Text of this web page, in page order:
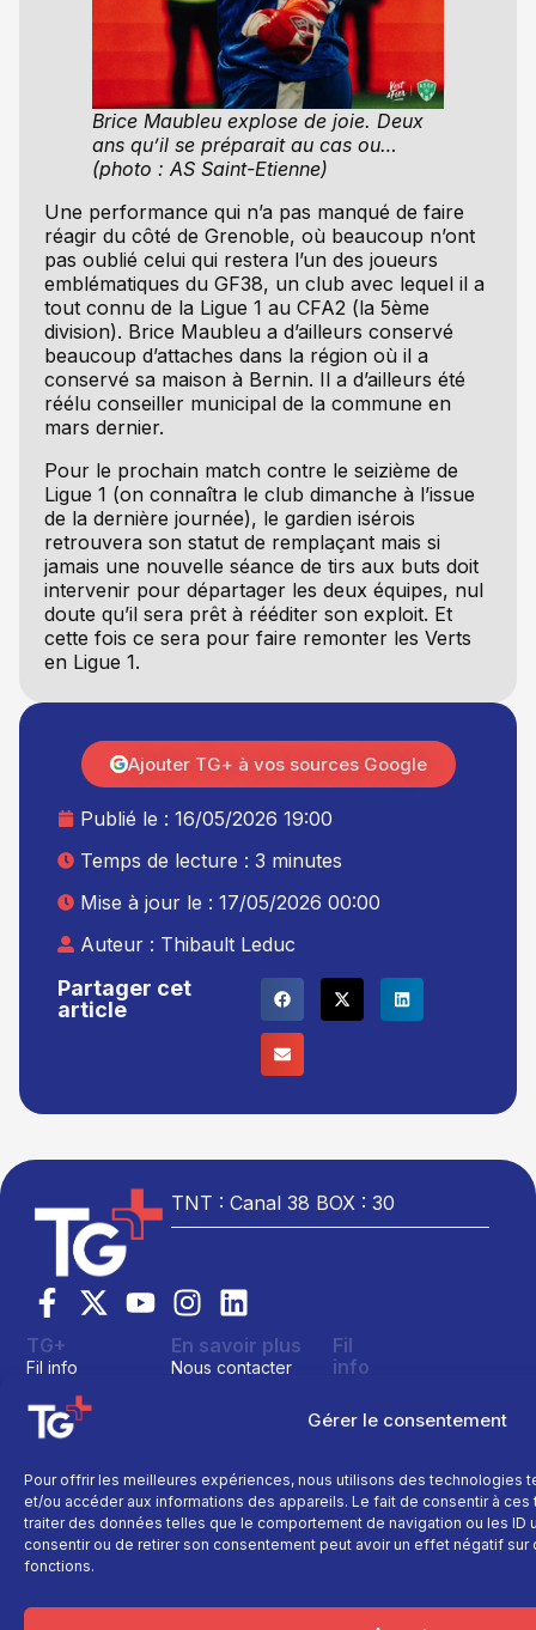
Gérer le consentement
Pour offrir les meilleures expériences, nous utilisons des technologies
et/ou accéder aux informations des appareils. Le fait de consentir à
traiter des données telles que le comportement de navigation ou les ID
consentir ou de retirer son consentement peut avoir un effet négatif
fonctions.
Brice Maubleu explose de joie. Deux
ans qu’il se préparait au cas ou…
(photo : AS Saint-Etienne)
Une performance qui n’a pas manqué de faire
réagir du côté de Grenoble, où beaucoup n’ont
pas oublié celui qui restera l’un des joueurs
emblématiques du GF38, un club avec lequel il a
tout connu de la Ligue 1 au CFA2 (la 5ème
division). Brice Maubleu a d’ailleurs conservé
beaucoup d’attaches dans la région où il a
conservé sa maison à Bernin. Il a d’ailleurs été
réélu conseiller municipal de la commune en
mars dernier.
Pour le prochain match contre le seizième de
Ligue 1 (on connaîtra le club dimanche à l’issue
de la dernière journée), le gardien isérois
retrouvera son statut de remplaçant mais si
jamais une nouvelle séance de tirs aux buts doit
intervenir pour départager les deux équipes, nul
doute qu’il sera prêt à rééditer son exploit. Et
cette fois ce sera pour faire remonter les Verts
en Ligue 1.
Partager cet
article
Publié le : 16/05/2026 19:00
Temps de lecture : 3 minutes
Mise à jour le : 17/05/2026 00:00
Auteur : Thibault Leduc
Ajouter TG+ à vos sources Google
TNT : Canal 38 BOX : 30
Site réalisé par
TG+
Fil info
Replay
Direct
La chaine
Le média
En savoir plus
Nous contacter
personnelles
Politique cookie
Fil
info
Sport
Recettes
Faits
divers
Économie